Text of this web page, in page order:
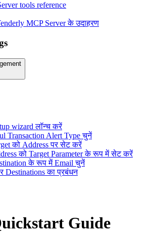
tools reference
MCP Server के उदाहरण
wizard लॉन्च करें
Transaction Alert Type चुनें
को Address पर सेट करें
को Target Parameter के रूप में सेट करें
के रूप में Email चुनें
Destinations का प्रबंधन
Guide